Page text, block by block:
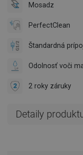
Mosadz
PerfectClean
Štandardná
Odolnosť voči
2 roky záruky
Detaily